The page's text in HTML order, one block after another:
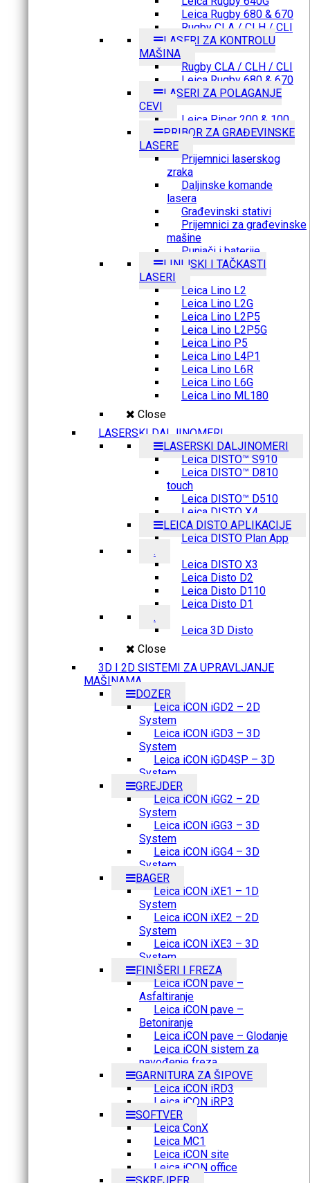
Leica Rugby 680 & 670
Rugby CLA / CLH / CLI
LASERI ZA KONTROLU
MAŠINA
Rugby CLA / CLH / CLI
Leica Rugby 680 & 670
LASERI ZA POLAGANJE
CEVI
Leica Piper 200 & 100
PRIBOR ZA GRAĐEVINSKE
LASERE
Prijemnici laserskog
zraka
Daljinske komande
lasera
Građevinski stativi
Prijemnici za građevinske
mašine
Punjači i baterije
LINIJSKI I TAČKASTI
LASERI
Leica Lino L2
Leica Lino L2G
Leica Lino L2P5
Leica Lino L2P5G
Leica Lino P5
Leica Lino L4P1
Leica Lino L6R
Leica Lino L6G
Leica Lino ML180
Close
LASERSKI DALJINOMERI
LASERSKI DALJINOMERI
Leica DISTO™ S910
Leica DISTO™ D810
touch
Leica DISTO™ D510
Leica DISTO X4
LEICA DISTO APLIKACIJE
Leica DISTO Plan App
.
Leica DISTO X3
Leica Disto D2
Leica Disto D110
Leica Disto D1
.
Leica 3D Disto
Close
3D I 2D SISTEMI ZA UPRAVLJANJE
MAŠINAMA
DOZER
Leica iCON iGD2 – 2D
System
Leica iCON iGD3 – 3D
System
Leica iCON iGD4SP – 3D
System
GREJDER
Leica iCON iGG2 – 2D
System
Leica iCON iGG3 – 3D
System
Leica iCON iGG4 – 3D
System
BAGER
Leica iCON iXE1 – 1D
System
Leica iCON iXE2 – 2D
System
Leica iCON iXE3 – 3D
System
FINIŠERI I FREZA
Leica iCON pave –
Asfaltiranje
Leica iCON pave –
Betoniranje
Leica iCON pave – Glodanje
Leica iCON sistem za
navođenje freza
GARNITURA ZA ŠIPOVE
Leica iCON iRD3
Leica iCON iRP3
SOFTVER
Leica ConX
Leica MC1
Leica iCON site
Leica iCON office